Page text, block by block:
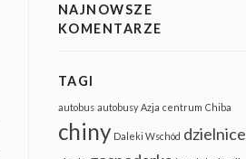
NAJNOWSZE
KOMENTARZE
TAGI
autobus autobusy Azja centrum Chiba
chiny Daleki Wschód dzielnice